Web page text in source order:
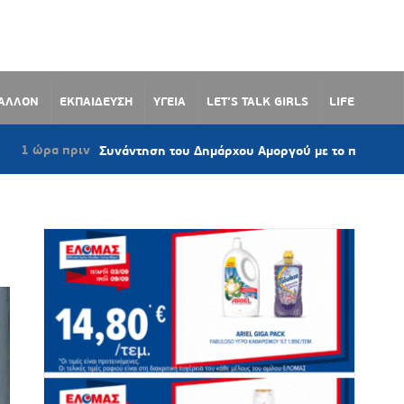
ΕΚΠΑΙΔΕΥΣΗ ΥΓΕΙΑ LET’S TALK GIRLS LIFE
Συνάντηση του Δημάρχου Αμοργού με το προεδρείο του